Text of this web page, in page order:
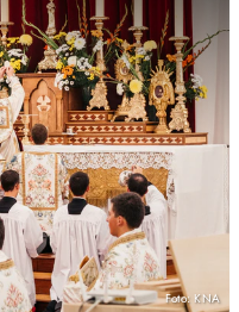
Foto: KNA